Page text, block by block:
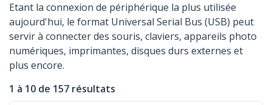
Etant la connexion de périphérique la plus utilisée
aujourd'hui, le format Universal Serial Bus (USB) peut
servir à connecter des souris, claviers, appareils photo
numériques, imprimantes, disques durs externes et
plus encore.
1 à 10 de 157 résultats